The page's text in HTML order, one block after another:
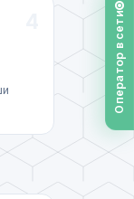
Оператор в сети